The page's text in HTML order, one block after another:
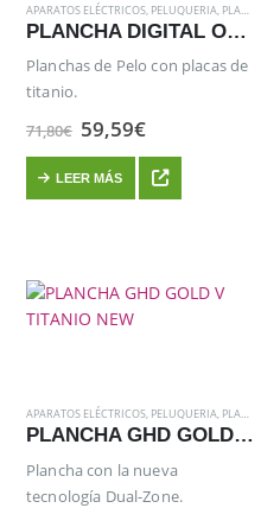
APARATOS ELÉCTRICOS PELUQUERIA PLANCHAS
PLANCHA DIGITAL ONYX XL ANCHA (37 MM)
Planchas de Pelo con placas de
titanio.
71,80€ El
precio
original
era:
71,80€.
59,59€El
actual
es:
59,59€.
LEER MÁS
APARATOS ELÉCTRICOS, PELUQUERIA, PLANCHAS
PLANCHA GHD GOLD V TITANIO NEW
Plancha con la nueva
tecnología Dual-Zone.